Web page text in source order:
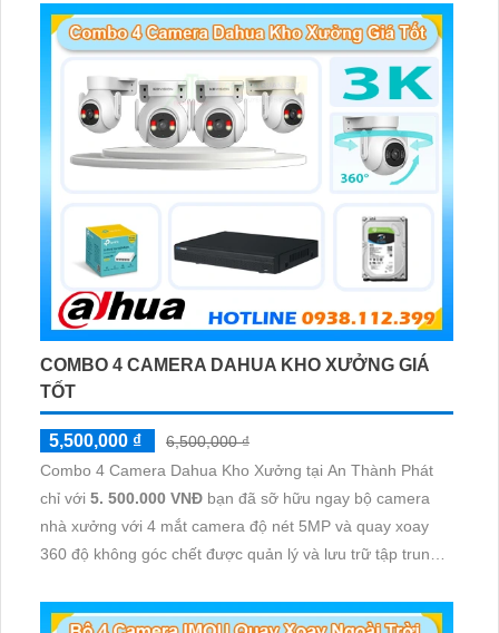
giám sát có màu vào ban đêm
COMBO 4 CAMERA DAHUA KHO XƯỞNG GIÁ
TỐT
5,500,000 ₫
6,500,000 ₫
Combo 4 Camera Dahua Kho Xưởng tại An Thành Phát
chỉ với 5. 500.000 VNĐ bạn đã sỡ hữu ngay bộ camera
nhà xưởng với 4 mắt camera độ nét 5MP và quay xoay
360 độ không góc chết được quản lý và lưu trữ tập trung